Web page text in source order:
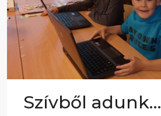
Szívből adunk…